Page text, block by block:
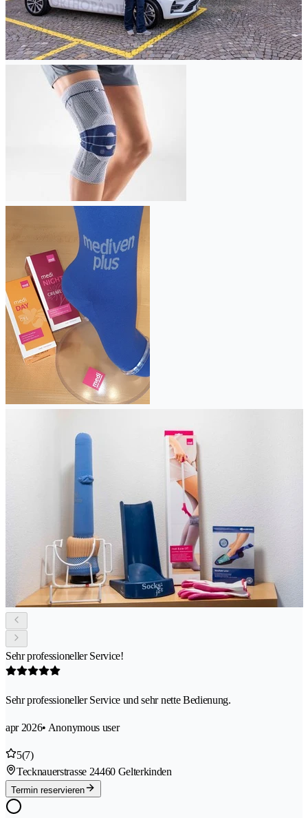
Sehr professioneller Service!
Sehr professioneller Service und sehr nette Bedienung.
apr 2026• Anonymous user
5(7)
Tecknauerstrasse 24460 Gelterkinden
Termin reservieren